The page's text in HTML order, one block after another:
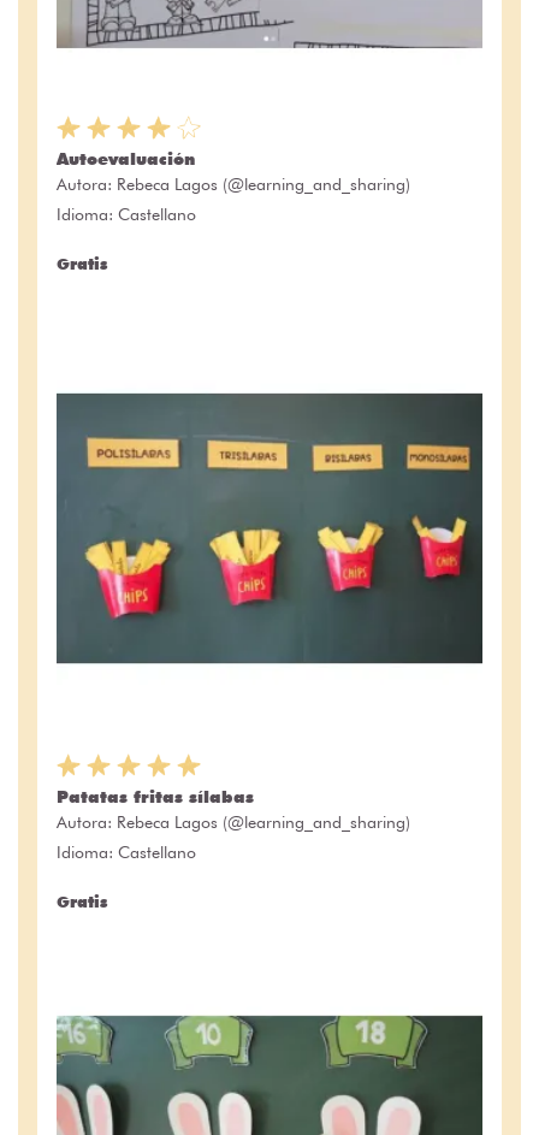
Autoevaluación
Autora: Rebeca Lagos (@learning_and_sharing)
Idioma: Castellano
Gratis
Patatas fritas sílabas
Autora: Rebeca Lagos (@learning_and_sharing)
Idioma: Castellano
Gratis